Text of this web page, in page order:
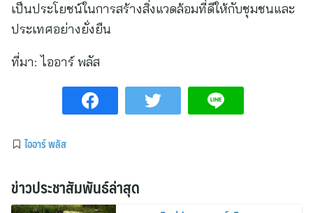
เป็นประโยชน์ในการสร้างสิ่งแวดล้อมที่ดีให้กับชุมชนและ
ประเทศอย่างยั่งยืน
ที่มา: ไออาร์ พลัส
ไออาร์ พลัส
ข่าวประชาสัมพันธ์ล่าสุด